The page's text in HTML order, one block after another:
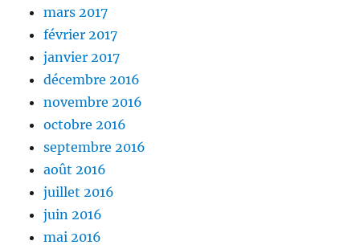
mars 2017
février 2017
janvier 2017
décembre 2016
novembre 2016
octobre 2016
septembre 2016
août 2016
juillet 2016
juin 2016
mai 2016